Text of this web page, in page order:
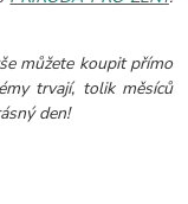
můžete koupit přímo
trvají, tolik měsíců
den!